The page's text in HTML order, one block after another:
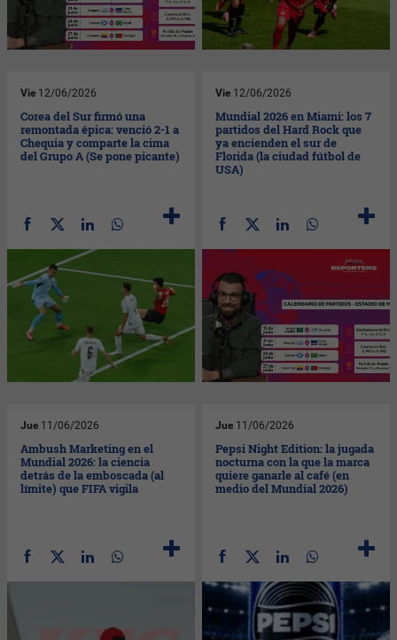
Vie 12/06/2026
Corea del Sur firmó una
remontada épica: venció 2-1 a
Chequia y comparte la cima
del Grupo A (Se pone picante)
Vie 12/06/2026
Mundial 2026 en Miami: los 7
partidos del Hard Rock que
ya encienden el sur de
Florida (la ciudad fútbol de
USA)
Jue 11/06/2026
Ambush Marketing en el
Mundial 2026: la ciencia
detrás de la emboscada (al
límite) que FIFA vigila
Jue 11/06/2026
Pepsi Night Edition: la jugada
nocturna con la que la marca
quiere ganarle al café (en
medio del Mundial 2026)